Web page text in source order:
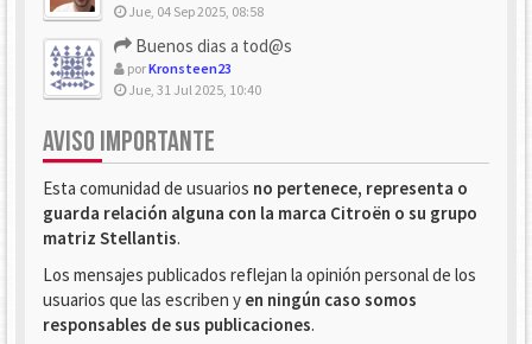
Jue, 04 Sep 2025, 08:58
Buenos dias a tod@s
porKronsteen23
Jue, 31 Jul 2025, 10:40
AVISO IMPORTANTE
Esta comunidad de usuarios no pertenece, representa o
guarda relación alguna con la marca Citroën o su grupo
matriz Stellantis.
Los mensajes publicados reflejan la opinión personal de los
usuarios que las escriben y en ningún caso somos
responsables de sus publicaciones.